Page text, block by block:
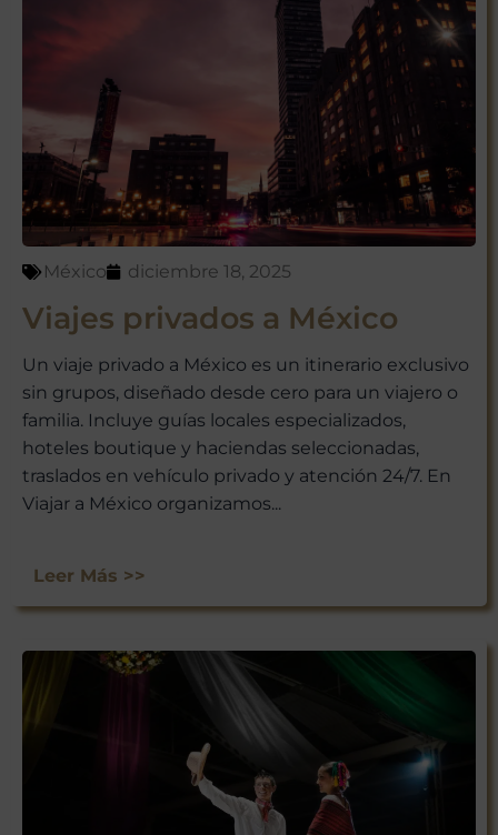
México diciembre 18, 2025
Viajes privados a México
Un viaje privado a México es un itinerario exclusivo
sin grupos, diseñado desde cero para un viajero o
familia. Incluye guías locales especializados,
hoteles boutique y haciendas seleccionadas,
traslados en vehículo privado y atención 24/7. En
Viajar a México organizamos...
Leer Más >>